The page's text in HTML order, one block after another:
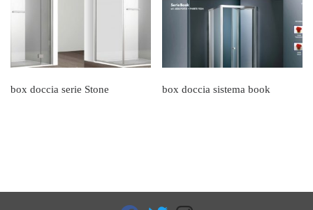
box doccia serie Stone box doccia sistema book